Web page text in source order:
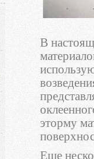
В
эторму
Еще